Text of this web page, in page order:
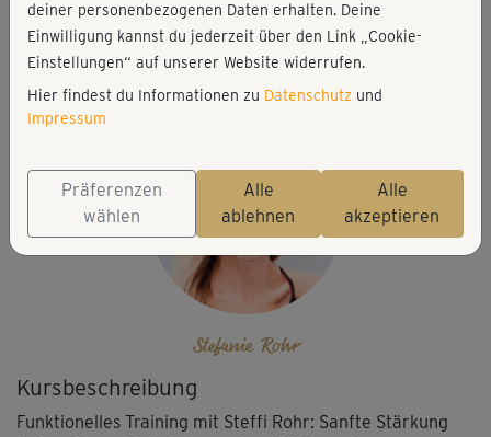
Kursbeschreibung
Funktionelles Training mit Steffi Rohr: Sanfte Stärkung
113 kcal
Stefanie Rohr
Matte
Stefanie Rohr
deiner personenbezogenen Daten erhalten. Deine
Einwilligung kannst du jederzeit über den Link „Cookie-
Einstellungen“ auf unserer Website widerrufen.
Hier findest du Informationen zu Datenschutz und
Impressum
Präferenzen
wählen
Alle
ablehnen
Alle
akzeptieren